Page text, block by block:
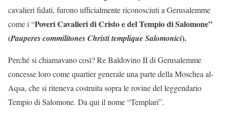
cavalieri fidati, furono ufficialmente riconosciuti a Gerusalemme
come i “Poveri Cavalieri di Cristo e del Tempio diSalomone”
(Pauperes commilitones Christi templique Salomonici).
Perché si chiamavano così? Re Baldovino II di Gerusalemme
concesse loro come quartier generale una parte della Moschea al-
Aqsa, che si riteneva costruita sopra le rovine del leggendario
Tempio di Salomone. Da qui il nome “Templari”.